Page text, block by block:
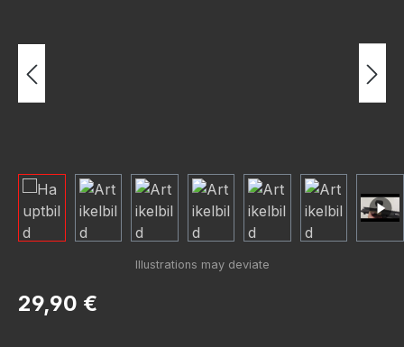
Redovna cijena:
29,90 €